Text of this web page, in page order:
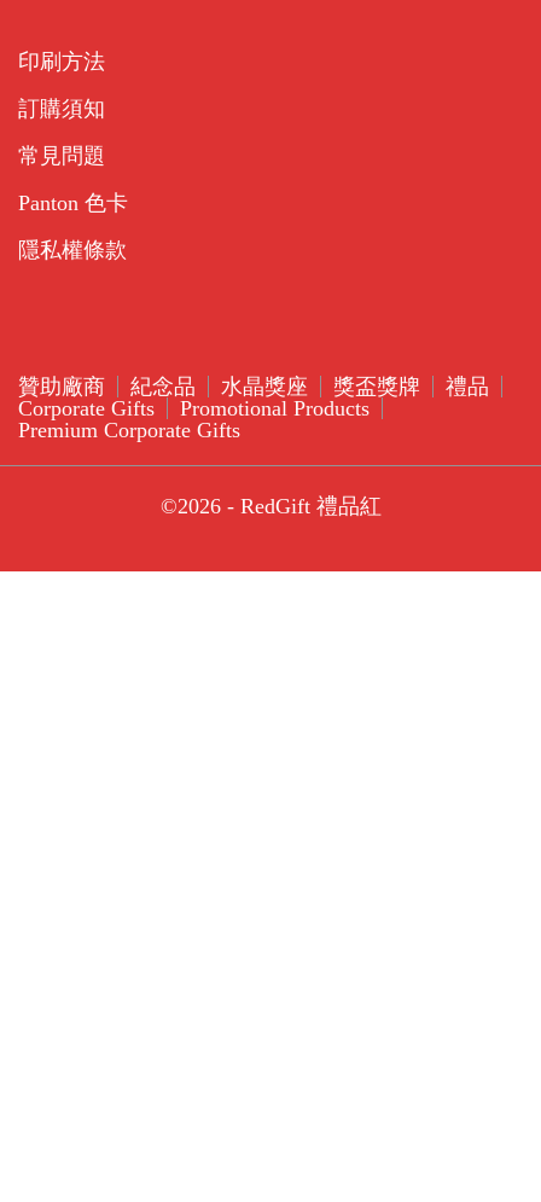
印刷方法
訂購須知
常見問題
Panton 色卡
隱私權條款
贊助廠商 紀念品 水晶獎座 獎盃獎牌
禮品
Corporate Gifts
Promotional Products
Premium Corporate Gifts
©2026 - RedGift 禮品紅